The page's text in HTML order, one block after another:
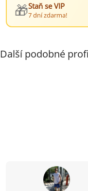
🎁Staň se VIP
7 dní zdarma!
Další podobné